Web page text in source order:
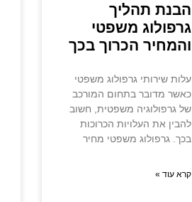
הבנת תהליך
גרפולוג משפטי
והמחיר הכרוך בכך
עלות שירותי גרפולוג משפטי
כאשר מדובר בתחום המורכב
של גרפולוגיה משפטית, חשוב
להבין את העלויות הכרוכות
בכך. גרפולוג משפטי מחיר
קרא עוד »